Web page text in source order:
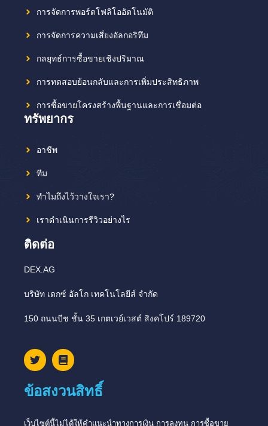
การจัดการพอร์ตโฟลิโออัตโนมัติ
การจัดการความเสี่ยงอัลกอริทึม
กลยุทธ์การซื้อขายเชิงปริมาณ
การทดสอบย้อนกลับและการเพิ่มประสิทธิภาพ
การซื้อขายโครงสร้างพื้นฐานและการเชื่อมต่อ
ทรัพยากร
อาชีพ
ทีม
ทำไมถึงไว้วางใจเรา?
เราดำเนินการรีวิวอย่างไร
ติดต่อ
DEX.AG
บริษัท เดกซ์ อัลโก เทคโนโลยีส์ จำกัด
150 ถนนบีช ชั้น 35 เกตเวย์เวสต์ สิงคโปร์ 189720
ข้อสงวนสิทธิ์
เว็บไซต์นี้ไม่ได้ให้คำแนะนำทางการเงิน การลงทุน การซื้อขาย